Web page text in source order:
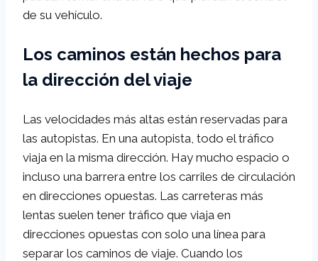
de su vehículo.
Los caminos están hechos para
la dirección del viaje
Las velocidades más altas están reservadas para
las autopistas. En una autopista, todo el tráfico
viaja en la misma dirección. Hay mucho espacio o
incluso una barrera entre los carriles de circulación
en direcciones opuestas. Las carreteras más
lentas suelen tener tráfico que viaja en
direcciones opuestas con solo una línea para
separar los caminos de viaje. Cuando los